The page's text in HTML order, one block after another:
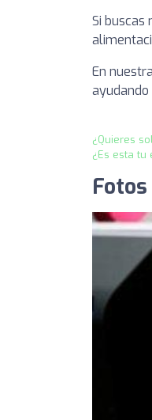
Si buscas
En
¿Quieres
¿Es esta
Fotos